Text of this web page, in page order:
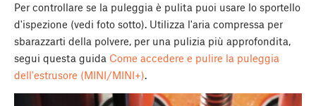
Per controllare se la puleggia è pulita puoi usare lo sportello
d'ispezione (vedi foto sotto). Utilizza l'aria compressa per
sbarazzarti della polvere, per una pulizia più approfondita,
segui questa guida Come accedere e pulire la puleggia
dell'estrusore (MINI/MINI+).